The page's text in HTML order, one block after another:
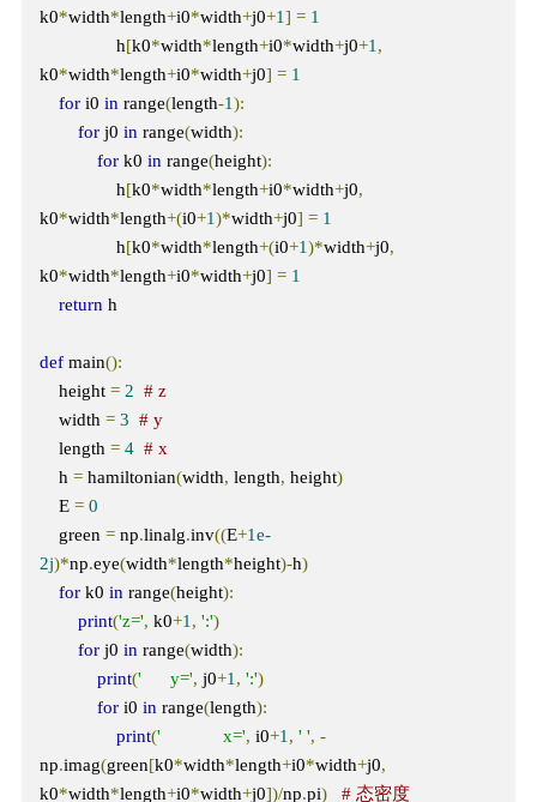
k0*width*length+i0*width+j0+1] = 1
                h
[k0*width*length+i0*width+j0+1,
k0*width*length+i0*width+j0] = 1
for i0 in range(length-1):
for j0 in range(width):
for k0 in range(height):
                h
[k0*width*length+i0*width+j0,
k0*width*length+(i0+1)*width+j0] = 1
                h
[k0*width*length+(i0+1)*width+j0,
k0*width*length+i0*width+j0] = 1
return h
def main():
    height
= 2 # z
    width
= 3 # y
    length
= 4 # x
    h
= hamiltonian(width, length, height)
    E
= 0
    green
= np.linalg.inv((E+1e-
2j)*np.eye(width*length*height)-h)
for k0 in range(height):
print('z=', k0+1, ':')
for j0 in range(width):
print('      y=', j0+1, ':')
for i0 in range(length):
print('             x=', i0+1, ' ', -
np.imag(green[k0*width*length+i0*width+j0,
k0*width*length+i0*width+j0])/np.pi) # 态密度